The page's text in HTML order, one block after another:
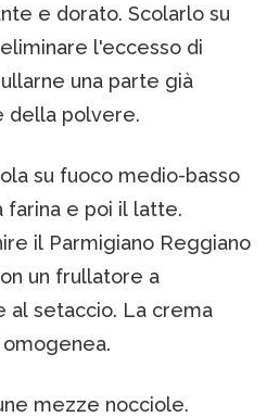
e dorato. Scolarlo su
l'eccesso di
una parte già
della polvere.
su fuoco medio-basso
farina e poi il latte.
il Parmigiano Reggiano
un frullatore a
al setaccio. La crema
mezze nocciole.